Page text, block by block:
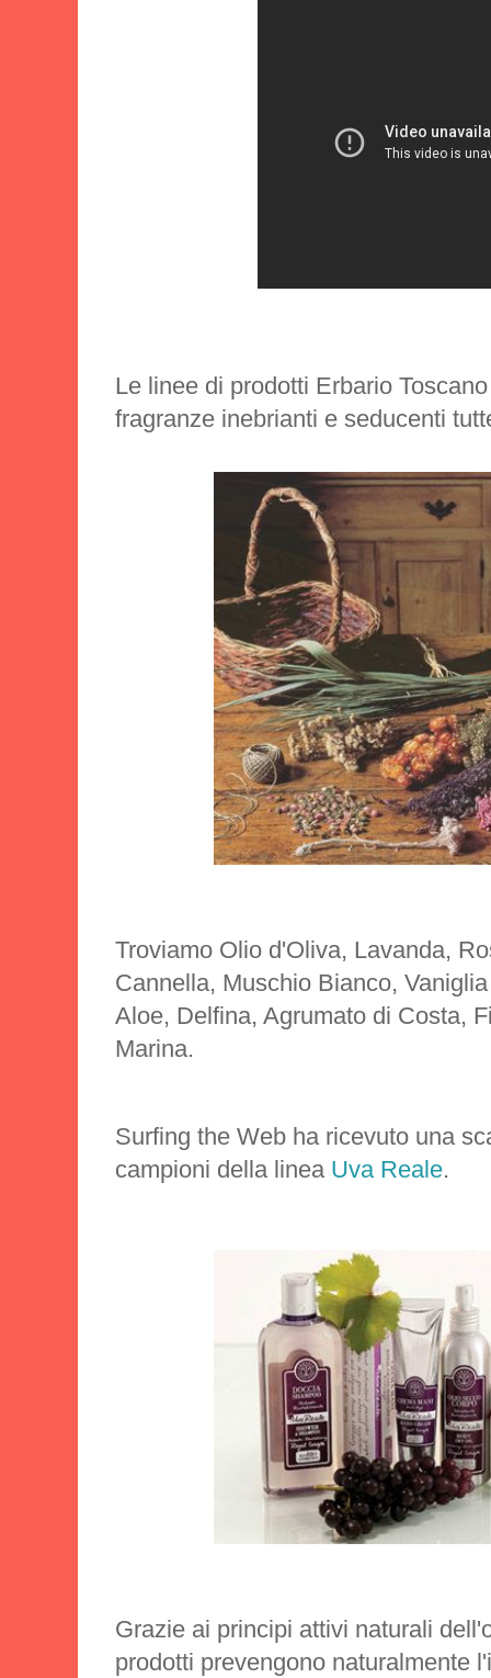
Le linee di prodotti Erbario
fragranze inebrianti e seducenti
Troviamo Olio d'Oliva, Lavanda,
Cannella, Muschio Bianco,
Aloe, Delfina, Agrumato di Costa,
Marina.
Surfing the Web ha ricevuto una
campioni della linea Uva Reale.
Grazie ai principi attivi naturali
prodotti prevengono naturalmente